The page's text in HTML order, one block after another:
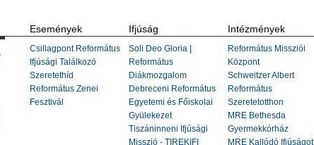
Események
Csillagpont Református
Ifjúsági Találkozó
Szeretethíd
Református Zenei
Fesztivál
Ifjúság
Soli Deo Gloria |
Református
Diákmozgalom
Debreceni Református
Egyetemi és Főiskolai
Gyülekezet
Tiszáninneni Ifjúsági
Misszió - TIREKIFI
Intézmények
Református Missziói
Központ
Schweitzer Albert
Református
Szeretetotthon
MRE Bethesda
Gyermekkórház
MRE Kallódó Ifjúságot